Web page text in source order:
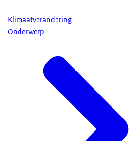
Klimaatverandering
Onderwerp